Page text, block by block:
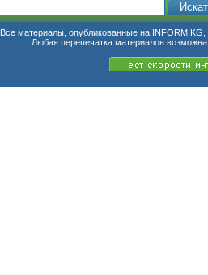
Все материалы, опубликованные на INFORM.KG,
Любая перепечатка материалов